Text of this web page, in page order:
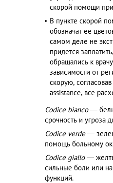
скорой помощи
В пункте скорой
обозначат ее
самом деле не
придется
обращались к
зависимости от
скорую,
assistance, все
Codice bianco—
срочность и угроза
Codice verde—
помощь больному
Codice giallo—
сильные боли или
функций.